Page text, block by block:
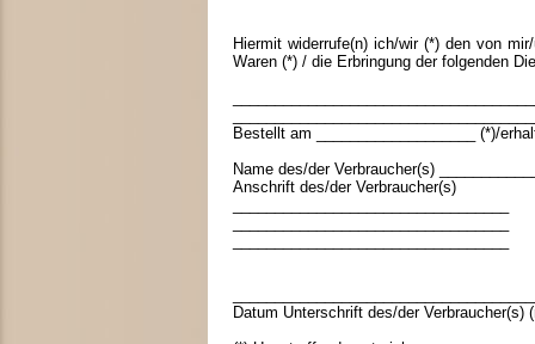
Hiermit widerrufe(n) ich/wir (*) den von
Waren (*) / die Erbringung der folgenden
Bestellt am ___________________ (*)/
Name des/der Verbraucher(s)
Anschrift des/der Verbraucher(s)
Datum Unterschrift des/der Verbraucher(s)